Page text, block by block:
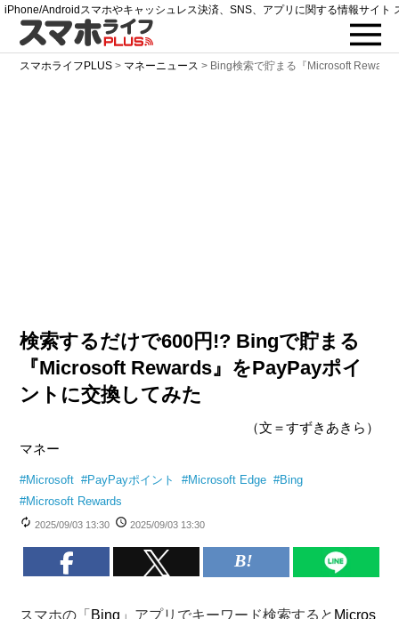
iPhone/Androidスマホやキャッシュレス決済、SNS、アプリに関する情報サイト
スマホライフPLUS > マネーニュース > Bing検索で貯まる『Microsoft
検索するだけで600円!? Bingで貯まる
『Microsoft Rewards』をPayPayポイ
ントに交換してみた
（文＝すずきあきら）
マネー
#Microsoft #PayPayポイント #Microsoft Edge #Bing
#Microsoft Rewards
2025/09/03 13:30 2025/09/03 13:30
スマホの「 Bing 」アプリでキーワード検索すると Micros